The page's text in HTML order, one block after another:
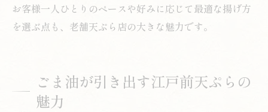
お客様一人ひとりのペースや好みに応じて最適な揚げ方
を選ぶ点も、老舗天ぷら店の大きな魅力です。
ごま油が引き出す江戸前天ぷらの
魅力